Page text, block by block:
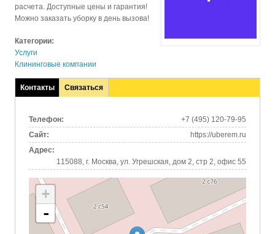
расчета. Доступные цены и гарантия!
Можно заказать уборку в день вызова!
Категории:
Услуги
Клининговые компании
Контакты
(активная
Связаться
Телефон:
+7 (495) 120-79-95
Сайт:
https://uberem.ru
Адрес:
115088, г. Москва, ул. Угрешская, дом 2, стр 2, офис 55
+
-